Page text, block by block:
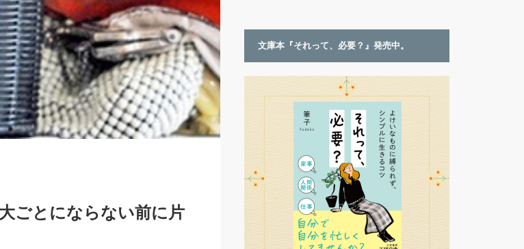
ごとにならない前に片
文庫本『それって、必要？』発売中。